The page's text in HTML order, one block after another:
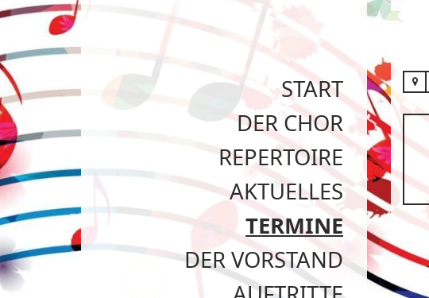
START
DER CHOR
REPERTOIRE
AKTUELLES
TERMINE
DER VORSTAND